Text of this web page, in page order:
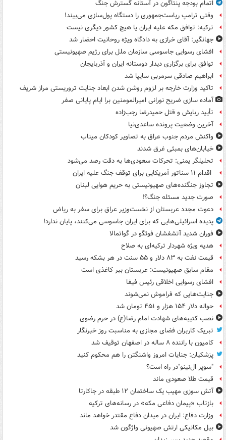
اتمام بودجه پنتاگون در آستانه گسترش جنگ
وقتی ترامپ ریاست‌جمهوری را دستگاه پول‌سازی می‌بیند!
ترکیه: توافق مکه علیه ایران یا هیچ کشور دیگری نیست
جهانگیر: آقای خرازی به دادگاه ویژه روحانیت احضار شد
افشای رسوایی جاسوسی سازمان ملل برای رژیم صهیونیستی
توافق برای برگزاری دیدار دوستانه ایران و آذربایجان
ابراهیم صادقی سرمربی سایپا شد
تاکید وزارت خارجه بر لزوم روشن شدن ابعاد جنایت تروریستی مراز شریف
آماده سازی ضریح نورانی امیرالمومنین برا ایام پایانی صفر
تأیید ربایش و قتل حمیدرضا رجب‌زاده
آخرین وضعیت پرونده ساعدی‌نیا
واکنش مردم جنوب عراق به تصاویر کودکان میناب
خیابان‌های بمبئی غرق شدند
تحلیلگر یمنی: تحرکات سعودی‌ها به دقت رصد می‌شود
اقدام ۱۱ سناتور آمریکایی برای توقف جنگ علیه ایران
تجاوز جنگنده‌های صهیونیستی به حریم هوایی لبنان
صورت جدید مسئله جنگ؟!
دعوت مجدد عربستان از نخست‌وزیر عراق برای سفر به ریاض
پدیده اسرائیلی‌هایی که برای ایران جاسوسی می‌کنند، پایان ندارد!
فوران شدید آتشفشان فوئگو در گواتمالا
هدیه ویژه شهردار ترکیه‌ای به صلاح
قیمت نفت به ۸۳ دلار و ۵۵ سنت در هر بشکه رسید
مقام سابق صهیونیست: عربستان ببر کاغذی است
افشای رسوایی اخلاقی رئیس فیفا
جنایت‌هایی که فراموش نمی‌شوند
حواله دلار ۱۵۴ هزار و ۴۵۱ تومان شد
نصب کتیبه‌های شهادت امام رضا(ع) در حرم رضوی
تبریک کاربران فضای مجازی به مناسبت روز خبرنگار
کامیون با راننده ۸ ساله در اصفهان توقیف شد
پزشکیان: جنایات امروز واشنگتن را هم محکوم کنید
"سوپر ال‌نینو"در راه است؟
قیمت طلا صعودی ماند
آتش سوزی مهیب یک ساختمان ۱۲ طبقه در جاکارتا
بازتاب «پیمان دفاعی مکه» در رسانه‌های ترکیه
وزارت دفاع: ایران در میدان دفاع مقتدر خواهد ماند
بیل مکانیکی ارتش صهیونی واژگون شد